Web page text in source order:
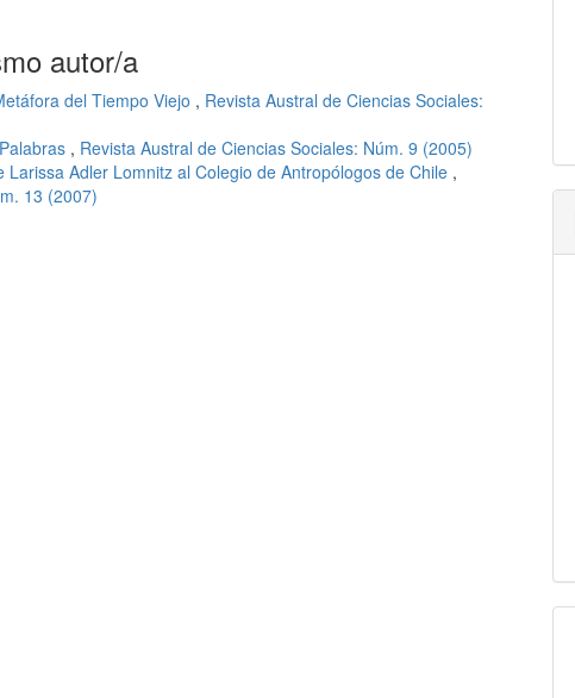
autor/a
del Tiempo Viejo , Revista Austral de Ciencias Sociales:
, Revista Austral de Ciencias Sociales: Núm. 9 (2005)
Larissa Adler Lomnitz al Colegio de Antropólogos de Chile ,
13 (2007)